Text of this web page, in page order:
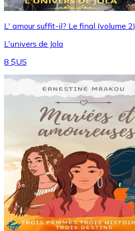
L' amour suffit-il? Le final (volume 2)
L'univers de Jola
8 $US